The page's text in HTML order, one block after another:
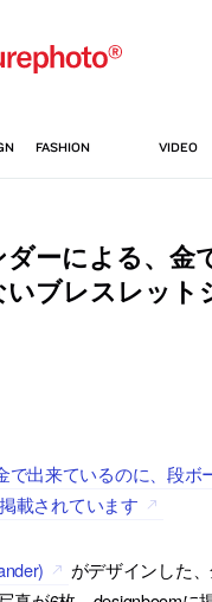
ーによる、金
ブレスレット
で出来ているのに、段
載されています
がデザインした